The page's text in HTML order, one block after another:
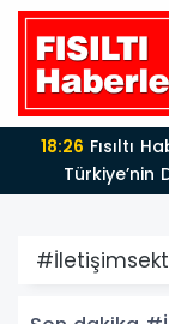
17:47 Türk Tiyatrosu ve Edebiyatı Büyük Bir Değerini
Kaybetti: